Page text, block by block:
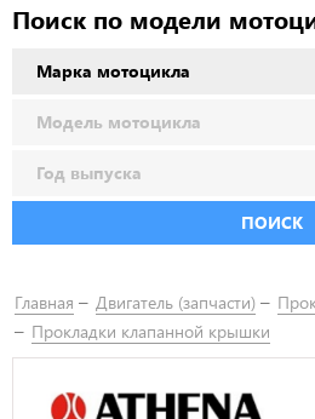
Поиск по модели
ПОИСК
Главная Двигатель (запчасти)
Прокладки клапанной крышки